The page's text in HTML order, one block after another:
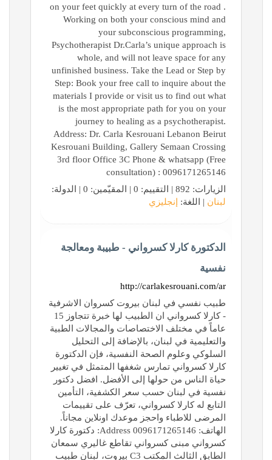
on your feet quickly at every turn of the road .
Working on both your conscious mind and
your subconscious programming,
Psychotherapist Dr.Carla’s unique approach is
whole, and will not leave space for any
unfinished business. Take the Lead or Step by
Step: Book your free call to inquire about the
materials I provide or visit us to find out what
is the most appropriate path for you on your
journey to healing as a psychotherapist.
Address: Dr. Carla Kesrouani Lebanon Beirut
Kesrouani Building, Gallery Semaan Crossing
3rd floor Office 3C Phone & whatsapp (Free
consultation) : 0096171265146
الزيارات: 892 | التقييم: 0 | المقيّمين: 0 | الدولة:
لبنان | اللغة: إنجليزي
الدكتورة كارلا كسرواني - طبيبة ومعالجة
نفسية
http://carlakesrouani.com/ar
طبيب نفسي في لبنان بيروت كسروان الاشرفية
- كارلا كسرواني ان الطبيب لها خبرة تتجاوز 15
عاماً في مختلف الاختصاصات والمجالات الطبية
والتعليمية في لبنان، بالإضافة إلى التحليل
السلوكي وعلوم الصحة النفسية، فإن الدكتورة
كارلا كسرواني تمارس شغفها المتمثل في تغيير
حياة الناس من حولها إلى الأفضل. افضل دكتور
نفسية في لبنان حسب سعر الكشفية، التأمين
التابع له كارلا كسرواني، تعرّف على تقييمات
المرضى للاطباء واحجز موعدك اونلاين مجاناً.
الهاتف: 0096171265146 Address: دكتورة كارلا
كسرواني مبنى كسرواني تقاطع غاليري سمعان
الطابق الثالث المكتب C3 بيروت، لبنان طبيب